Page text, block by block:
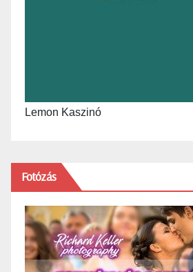
Lemon Kaszinó
Fotózás